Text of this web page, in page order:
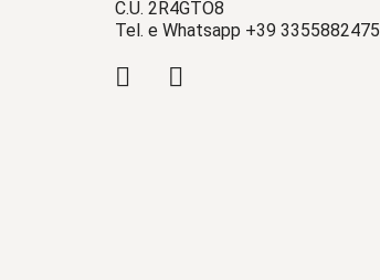
C.U. 2R4GTO8
Tel. e Whatsapp +39 3355882475